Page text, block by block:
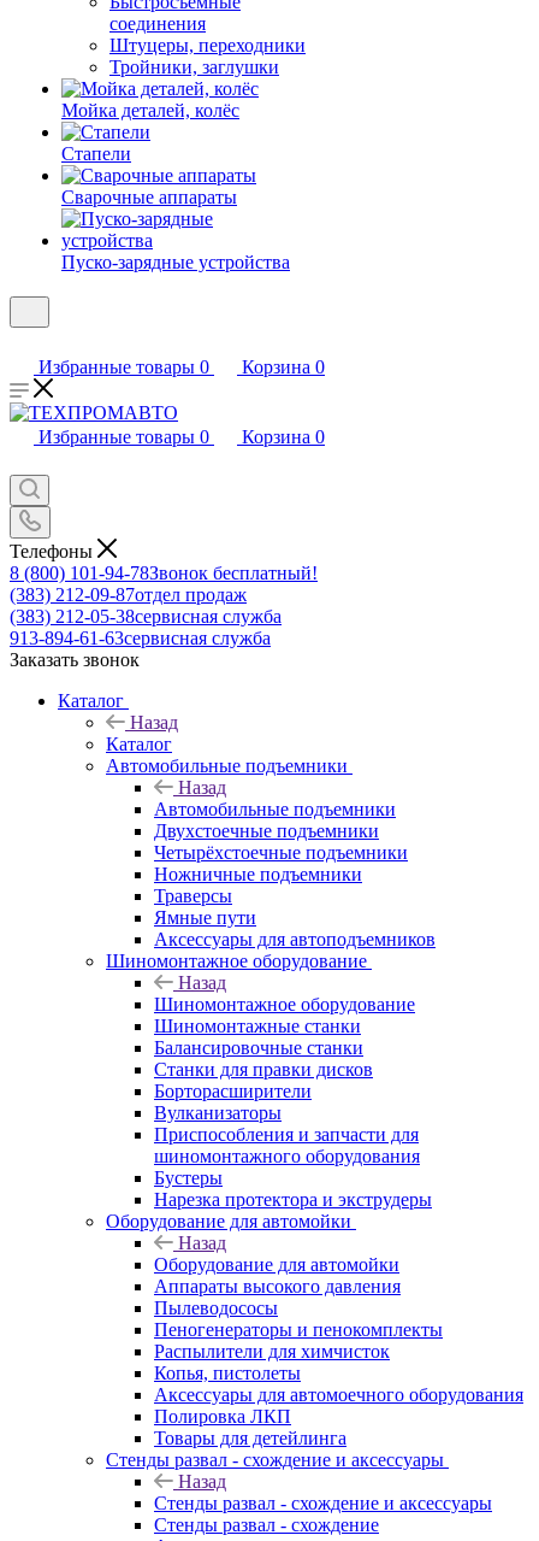
соединения
Штуцеры, переходники
Тройники, заглушки
Мойка деталей, колёс
Стапели
Сварочные аппараты
Пуско-зарядные устройства
Избранные товары 0 Корзина 0
Избранные товары 0 Корзина 0
Телефоны
8 (800) 101-94-78Звонок бесплатный!
(383) 212-09-87отдел продаж
(383) 212-05-38сервисная служба
913-894-61-63сервисная служба
Заказать звонок
Каталог
Назад
Каталог
Автомобильные подъемники
Назад
Автомобильные подъемники
Двухстоечные подъемники
Четырёхстоечные подъемники
Ножничные подъемники
Траверсы
Ямные пути
Аксессуары для автоподъемников
Шиномонтажное оборудование
Назад
Шиномонтажное оборудование
Шиномонтажные станки
Балансировочные станки
Станки для правки дисков
Борторасширители
Вулканизаторы
Приспособления и запчасти для
шиномонтажного оборудования
Бустеры
Нарезка протектора и экструдеры
Оборудование для автомойки
Назад
Оборудование для автомойки
Аппараты высокого давления
Пылеводососы
Пеногенераторы и пенокомплекты
Распылители для химчисток
Копья, пистолеты
Аксессуары для автомоечного оборудования
Полировка ЛКП
Товары для детейлинга
Стенды развал - схождение и аксессуары
Назад
Стенды развал - схождение и аксессуары
Стенды развал - схождение